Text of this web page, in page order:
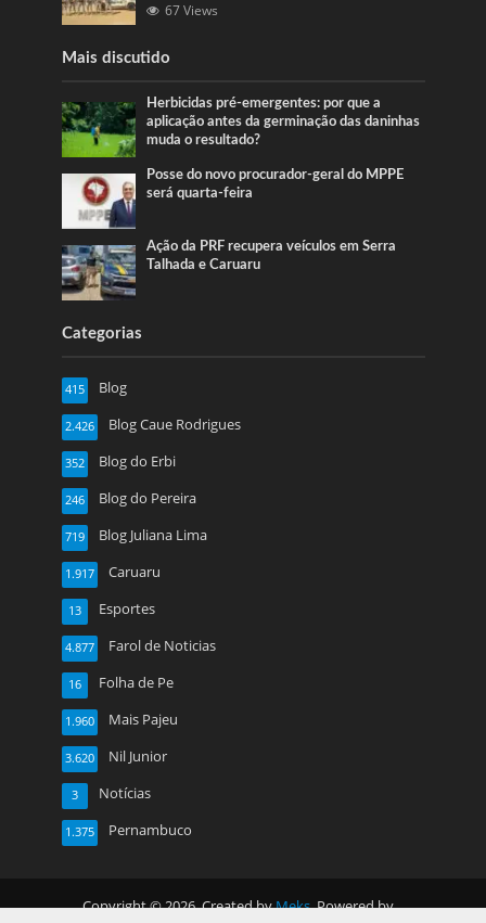
67 Views
Mais discutido
Herbicidas pré-emergentes: por que a
aplicação antes da germinação das daninhas
muda o resultado?
Posse do novo procurador-geral do MPPE
será quarta-feira
Ação da PRF recupera veículos em Serra
Talhada e Caruaru
Categorias
Blog
415
Blog Caue Rodrigues
2.426
Blog do Erbi
352
Blog do Pereira
246
Blog Juliana Lima
719
Caruaru
1.917
Esportes
13
Farol de Noticias
4.877
Folha de Pe
16
Mais Pajeu
1.960
Nil Junior
3.620
Notícias
3
Pernambuco
1.375
Copyright © 2026. Created byMeks. Powered by